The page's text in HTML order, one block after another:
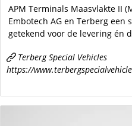
APM Terminals Maasvlakte II
Embotech AG en Terberg een
getekend voor de levering én
Terberg Special Vehicles
https://